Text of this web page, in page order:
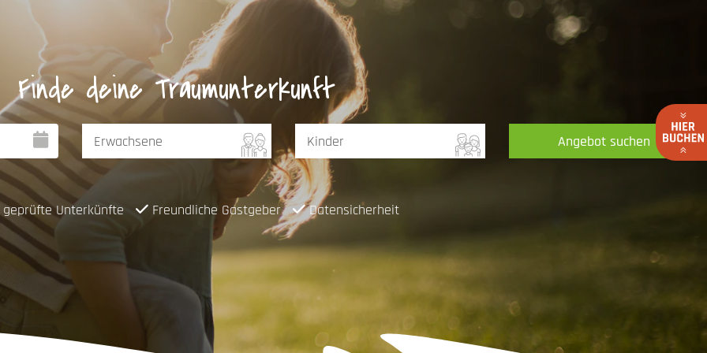
Finde deine Traumunterkunft
Angebot suchen
Unterkünfte Freundliche Gastgeber Datensicherheit